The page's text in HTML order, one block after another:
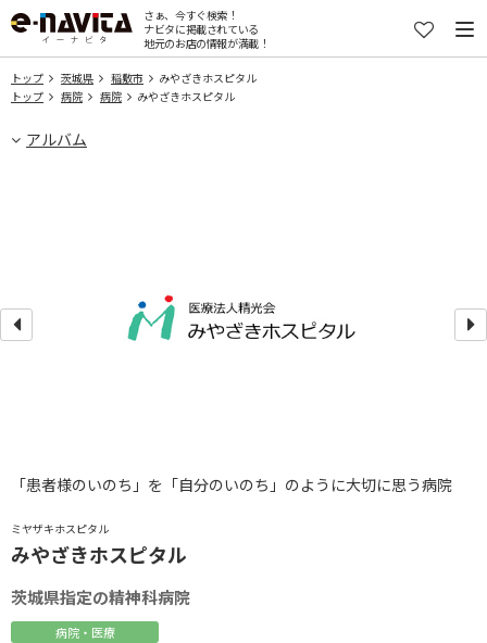
さぁ、今すぐ検索！
ナビタに掲載されている
地元のお店の情報が満載！
トップ 茨城県 稲敷市
みやざきホスピタル
トップ
病院 病院 みやざきホスピタル
アルバム
ミヤザキホスピタル
みやざきホスピタル
茨城県指定の精神科病院
病院・医療
「患者様のいのち」を「自分のいのち」のように大切に思う病院